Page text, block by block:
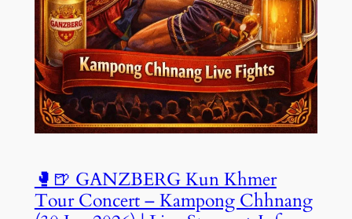
🥊🍺 GANZBERG Kun Khmer
Tour Concert – Kampong Chhnang